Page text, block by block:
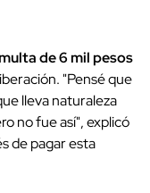
de 6 mil pesos
"Pensé que
lleva naturaleza
no fue así", explicó
de pagar esta